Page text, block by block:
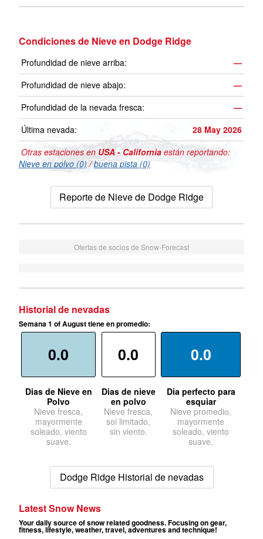
Condiciones de Nieve en Dodge Ridge
Profundidad de nieve arriba:
—
Profundidad de nieve abajo:
—
Profundidad de la nevada fresca:
—
Última nevada:
28 May 2026
Otras estaciones enUSA - California están reportando:
Nieve en polvo (0)/buena pista (0)
Reporte de Nieve de Dodge Ridge
Ofertas de socios de Snow-Forecast
Historial de nevadas
Semana 1 of August tiene en promedio:
0.0
Dias de Nieve en
Polvo
Nieve fresca,
mayormente
soleado, viento
suave.
0.0
Dias de nieve
en polvo
Nieve fresca,
sol limitado,
sin viento.
0.0
Dia perfecto para
esquiar
Nieve promedio,
mayormente
soleado, viento
suave.
Dodge Ridge Historial de nevadas